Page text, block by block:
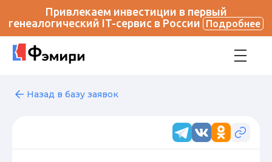
Привлекаем инвестиции в первый
генеалогический IT-сервис в России
Подробнее
Назад в базу заявок